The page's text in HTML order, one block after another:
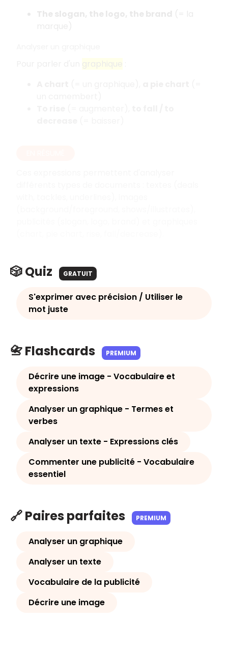
🎲 Quiz GRATUIT
S'exprimer avec précision / Utiliser le
mot juste
📇 Flashcards PREMIUM
Décrire une image - Vocabulaire et
expressions
Analyser un graphique - Termes et
verbes
Analyser un texte - Expressions clés
Commenter une publicité - Vocabulaire
essentiel
🔗 Paires parfaites PREMIUM
Analyser un graphique
Analyser un texte
Vocabulaire de la publicité
Décrire une image